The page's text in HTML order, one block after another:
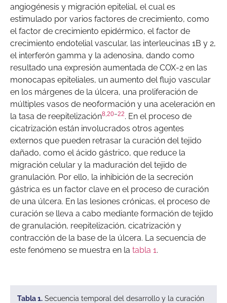
angiogénesis y migración epitelial, el cual es
estimulado por varios factores de crecimiento, como
el factor de crecimiento epidérmico, el factor de
crecimiento endotelial vascular, las interleucinas 1B y 2,
el interferón gamma y la adenosina, dando como
resultado una expresión aumentada de COX-2 en las
monocapas epiteliales, un aumento del flujo vascular
en los márgenes de la úlcera, una proliferación de
múltiples vasos de neoformación y una aceleración en
la tasa de reepitelización8,20–22. En el proceso de
cicatrización están involucrados otros agentes
externos que pueden retrasar la curación del tejido
dañado, como el ácido gástrico, que reduce la
migración celular y la maduración del tejido de
granulación. Por ello, la inhibición de la secreción
gástrica es un factor clave en el proceso de curación
de una úlcera. En las lesiones crónicas, el proceso de
curación se lleva a cabo mediante formación de tejido
de granulación, reepitelización, cicatrización y
contracción de la base de la úlcera. La secuencia de
este fenómeno se muestra en la tabla 1.
Tabla 1. Secuencia temporal del desarrollo y la curación